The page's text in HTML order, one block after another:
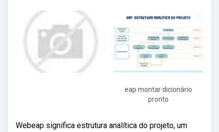
eap montar dicionário
pronto
Webeap significa estrutura analítica do projeto, um